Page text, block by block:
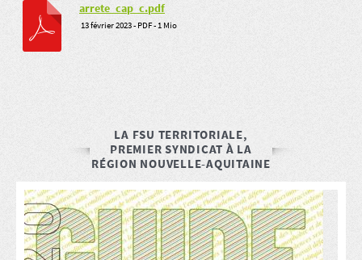
arrete_cap_c.pdf
13 février 2023- PDF-1 Mio
LA FSU TERRITORIALE,
PREMIER SYNDICAT À LA
RÉGION NOUVELLE-AQUITAINE